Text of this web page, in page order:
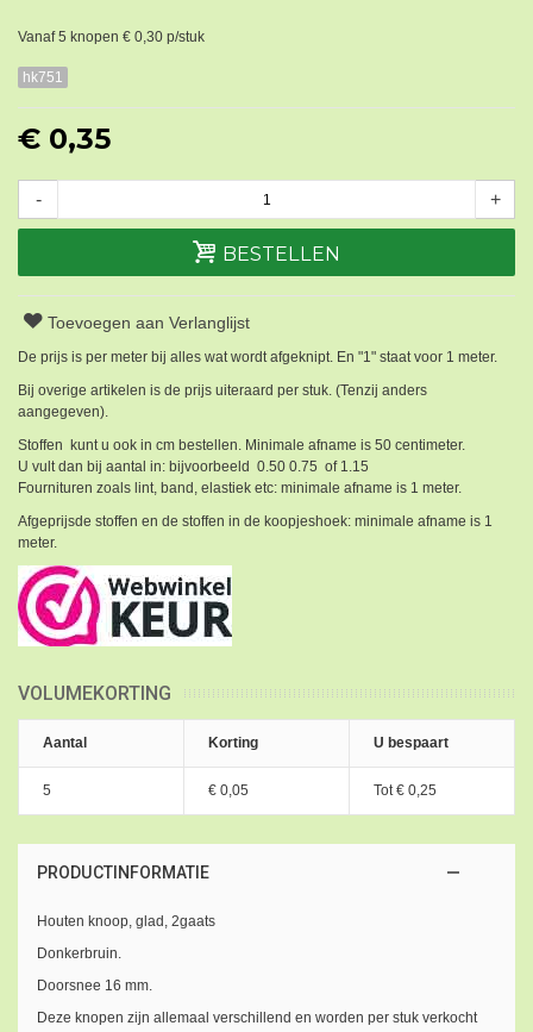
Vanaf 5 knopen € 0,30 p/stuk
hk751
€ 0,35
- +
BESTELLEN
Toevoegen aan Verlanglijst
De prijs is per meter bij alles wat wordt afgeknipt. En "1" staat voor 1 meter.
Bij overige artikelen is de prijs uiteraard per stuk. (Tenzij anders
aangegeven).
Stoffen kunt u ook in cm bestellen. Minimale afname is 50 centimeter.
U vult dan bij aantal in: bijvoorbeeld 0.50 0.75 of 1.15
Fournituren zoals lint, band, elastiek etc: minimale afname is 1 meter.
Afgeprijsde stoffen en de stoffen in de koopjeshoek: minimale afname is 1
meter.
VOLUMEKORTING
Aantal Korting U bespaart
5 € 0,05 Tot€ 0,25
PRODUCTINFORMATIE
Houten knoop, glad, 2gaats
Donkerbruin.
Doorsnee 16 mm.
Deze knopen zijn allemaal verschillend en worden per stuk verkocht